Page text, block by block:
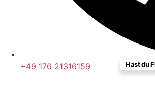
+49 176 21316159 Hast du